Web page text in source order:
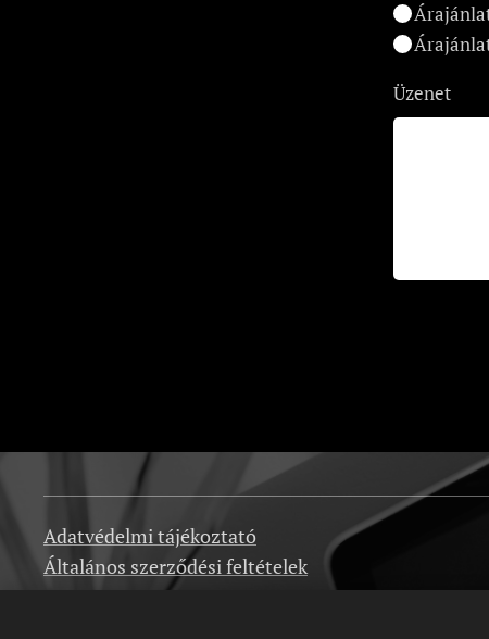
Üzenet
Adatvédelmi tájékoztató
Általános szerződési feltételek
Impresszum